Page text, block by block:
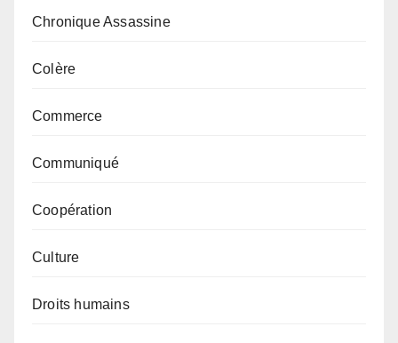
Chronique Assassine
Colère
Commerce
Communiqué
Coopération
Culture
Droits humains